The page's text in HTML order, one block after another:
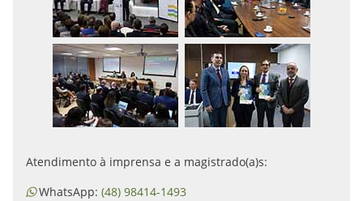
Atendimento à imprensa e a magistrado(a)s:
WhatsApp: (48) 98414-1493